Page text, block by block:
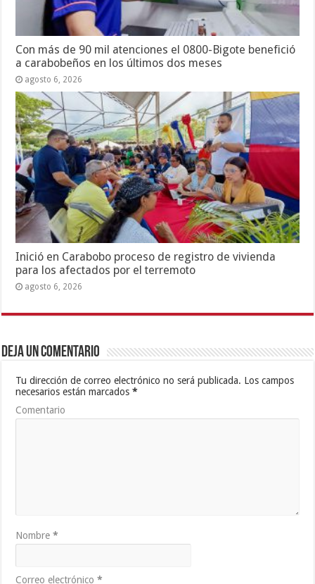
Con más de 90 mil atenciones el 0800-Bigote benefició
a carabobeños en los últimos dos meses
agosto 6, 2026
Inició en Carabobo proceso de registro de vivienda
para los afectados por el terremoto
agosto 6, 2026
Deja un comentario
Tu dirección de correo electrónico no será publicada. Los campos
necesarios están marcados*
Comentario
Nombre*
Correo electrónico*